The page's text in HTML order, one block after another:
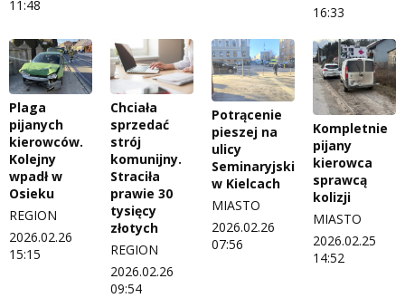
11:48
16:33
Plaga
pijanych
kierowców.
Kolejny
wpadł w
Osieku
REGION
2026.02.26
15:15
Chciała
sprzedać
strój
komunijny.
Straciła
prawie 30
tysięcy
złotych
REGION
2026.02.26
09:54
Potrącenie
pieszej na
ulicy
Seminaryjskiej
w Kielcach
MIASTO
2026.02.26
07:56
Kompletnie
pijany
kierowca
sprawcą
kolizji
MIASTO
2026.02.25
14:52